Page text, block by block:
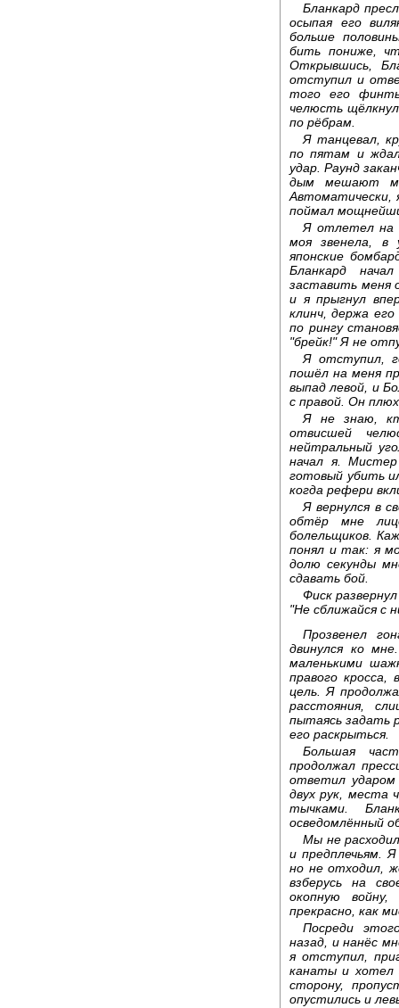
Бланкард
осыпая его
больше
бить пониже,
Открывшись,
отступил и
того его
челюсть
по рёбрам.
Я танцевал,
по пятам и
удар. Раунд
дым мешают
Автоматически,
поймал
Я отлетел на
моя звенела, в
японские
Бланкард
заставить меня
и я прыгнул
клинч, держа
по рингу
"брейк!" Я не
Я отступил,
пошёл на меня
выпад левой, и
с правой. Он
Я не знаю,
отвисшей
нейтральный
начал я.
готовый убить
когда рефери
Я вернулся в
обтёр мне
болельщиков.
понял и так: я
долю секунды
сдавать бой.
Фиск
"Не сближайся с
Прозвенел
двинулся ко
маленькими
правого
цель. Я
расстояния,
пытаясь задать
его раскрыться.
Большая
продолжал
ответил
двух рук, места
тычками.
осведомлённый
Мы не
и предплечьям.
но не отходил,
взберусь на
окопную
прекрасно, как
Посреди
назад, и нанёс
я отступил,
канаты и хотел
сторону,
опустились и